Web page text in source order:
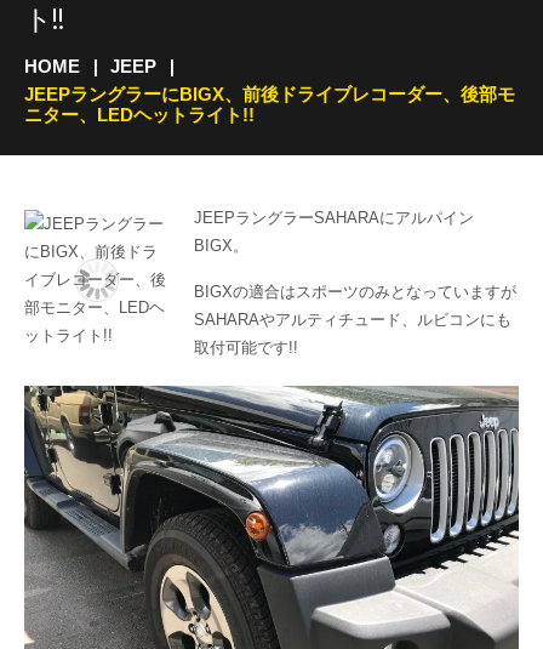
ト!!
HOME
JEEP
JEEPラングラーにBIGX、前後ドライブレコーダー、後部モ
ニター、LEDヘットライト!!
JEEPラングラーSAHARAにアルパイン
BIGX。
BIGXの適合はスポーツのみとなっていますが
SAHARAやアルティチュード、ルビコンにも
取付可能です!!